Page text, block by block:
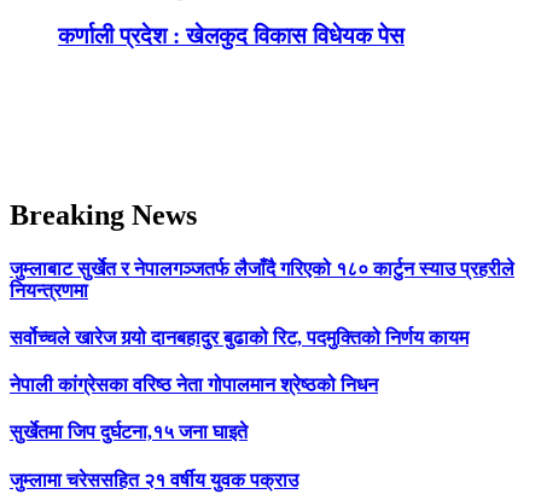
कर्णाली प्रदेश : खेलकुद विकास विधेयक पेस
Breaking News
जुम्लाबाट सुर्खेत र नेपालगञ्जतर्फ लैजाँदै गरिएको १८० कार्टुन स्याउ प्रहरीले
नियन्त्रणमा
सर्वोच्चले खारेज गर्‍यो दानबहादुर बुढाको रिट, पदमुक्तिको निर्णय कायम
नेपाली कांग्रेसका वरिष्ठ नेता गोपालमान श्रेष्ठको निधन
सुर्खेतमा जिप दुर्घटना,१५ जना घाइते
जुम्लामा चरेससहित २१ वर्षीय युवक पक्राउ